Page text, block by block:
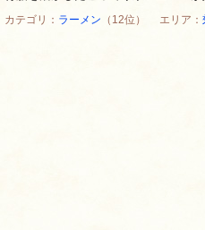
カテゴリ： ラーメン （12位） エリア：